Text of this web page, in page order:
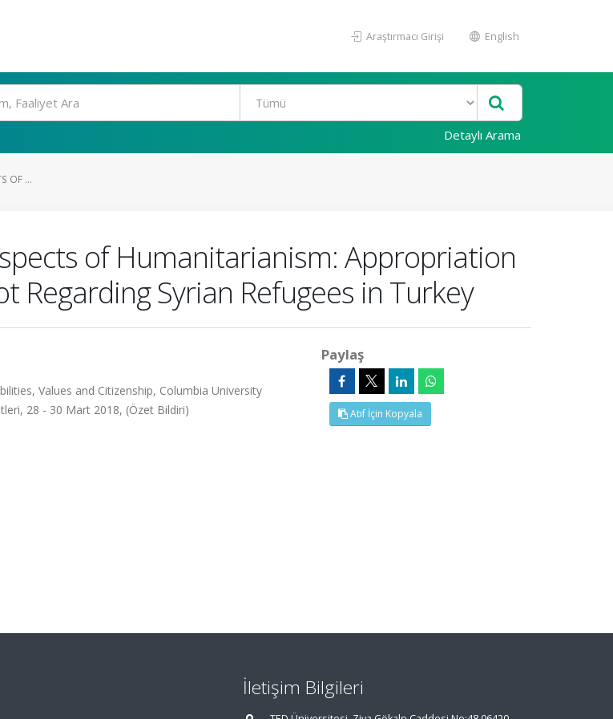
Araştırmacı Girişi English
Detaylı Arama
OF ...
of Humanitarianism: Appropriation
Regarding Syrian Refugees in Turkey
Values and Citizenship, Columbia University
28 - 30 Mart 2018, (Özet Bildiri)
Paylaş
Atıf İçin Kopyala
İletişim Bilgileri